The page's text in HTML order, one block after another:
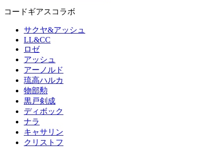
コードギアスコラボ
サクヤ&アッシュ
LL&CC
ロゼ
アッシュ
アーノルド
琉高ハルカ
物部勲
黒戸剣成
ディボック
ナラ
キャサリン
クリストフ